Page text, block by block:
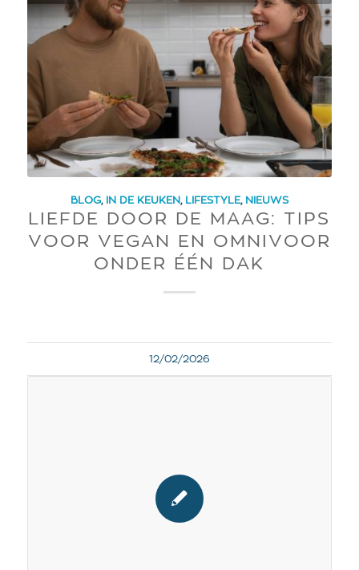
BLOG, IN DE KEUKEN , LIFESTYLE, NIEUWS
LIEFDE DOOR DE MAAG: TIPS
VOOR VEGAN EN OMNIVOOR
ONDER ÉÉN DAK
12/02/2026